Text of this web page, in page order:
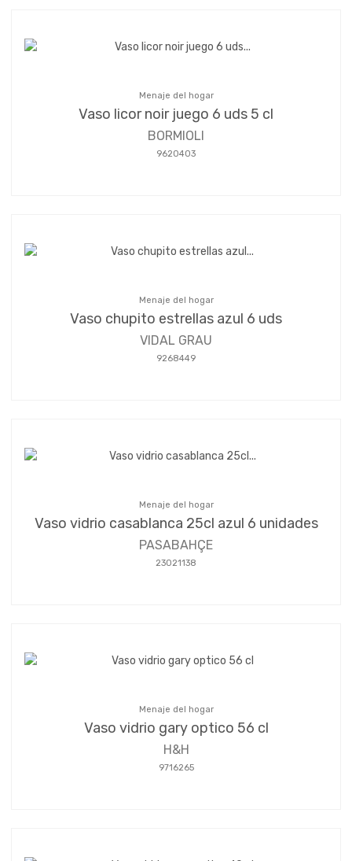
Menaje del hogar
Vaso licor noir juego 6 uds 5 cl
BORMIOLI
9620403
Menaje del hogar
Vaso chupito estrellas azul 6 uds
VIDAL GRAU
9268449
Menaje del hogar
Vaso vidrio casablanca 25cl azul 6 unidades
PASABAHÇE
23021138
Menaje del hogar
Vaso vidrio gary optico 56 cl
H&H
9716265